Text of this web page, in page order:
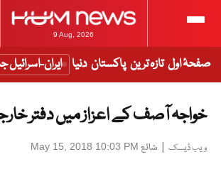
9 Aug, 2026
صفحۂ اول تازہ ترین پاکستان دنیا ایران-
خواجہ آصف کے اعزاز میں دفتر
ویب ڈیسک | شائع May 15, 2018 10:03 PM